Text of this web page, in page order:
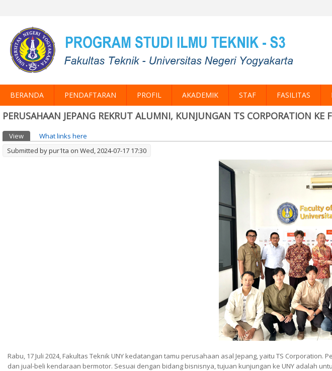
BERANDA PENDAFTARAN PROFIL AKADEMIK STAF FASILITAS
PERUSAHAAN JEPANG REKRUT ALUMNI, KUNJUNGAN TS CORPORATION KE
Primary tabs
View (active tab)
What links here
Submitted bypur1ta on Wed, 2024-07-17 17:30
Rabu, 17 Juli 2024, Fakultas Teknik UNY kedatangan tamu perusahaan asal Jepang, yaitu TS
dan jual-beli kendaraan bermotor. Sesuai dengan bidang bisnisnya, tujuan kunjungan ke UNY adalah